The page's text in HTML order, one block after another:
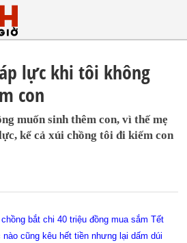
lực khi tôi không
con
muốn sinh thêm con, vì thế mẹ
kể cả xúi chồng tôi đi kiếm con
bắt chi 40 triệu đồng mua sắm Tết
cũng kêu hết tiền nhưng lại dấm dúi